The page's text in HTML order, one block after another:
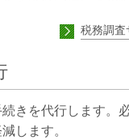
税務調査
きを代行します。
します。